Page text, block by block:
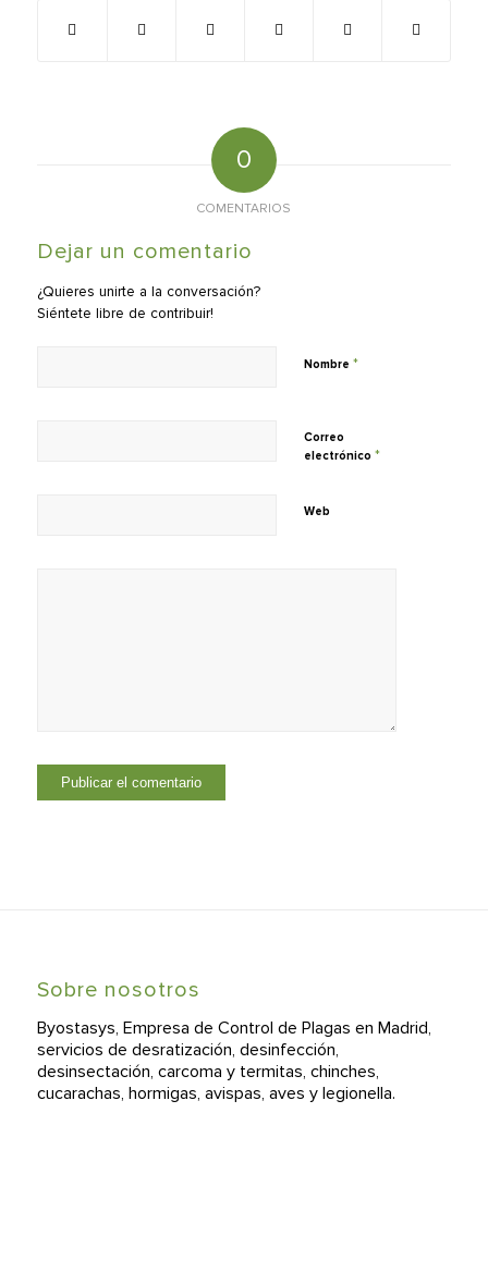
0
COMENTARIOS
Dejar un comentario
¿Quieres unirte a la conversación?
Siéntete libre de contribuir!
Nombre *
Correo
electrónico *
Web
Sobre nosotros
Byostasys, Empresa de Control de Plagas en Madrid,
servicios de desratización, desinfección,
desinsectación, carcoma y termitas, chinches,
cucarachas, hormigas, avispas, aves y legionella.